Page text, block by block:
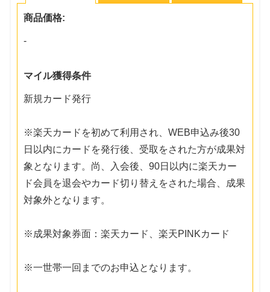
商品価格:
-
マイル獲得条件
新規カード発行
※楽天カードを初めて利用され、WEB申込み後30
日以内にカードを発行後、受取をされた方が成果対
象となります。尚、入会後、90日以内に楽天カー
ド会員を退会やカード切り替えをされた場合、成果
対象外となります。
※成果対象券面：楽天カード、楽天PINKカード
※一世帯一回までのお申込となります。